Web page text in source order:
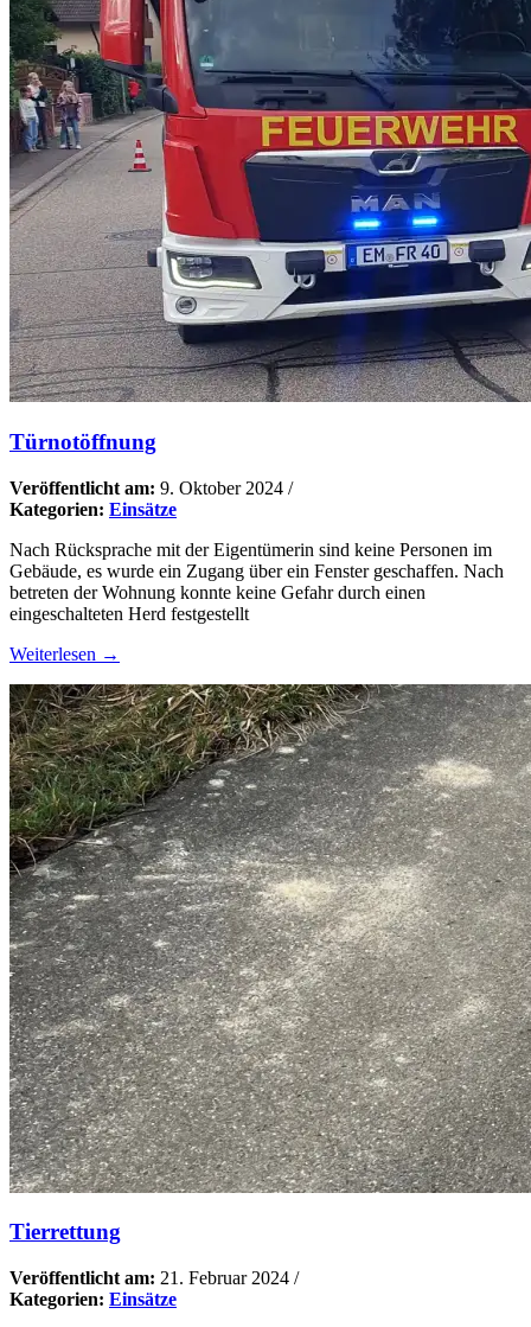
Türnotöffnung
Veröffentlicht am: 9. Oktober 2024 /
Kategorien: Einsätze
Nach Rücksprache mit der Eigentümerin sind keine Personen im
Gebäude, es wurde ein Zugang über ein Fenster geschaffen. Nach
betreten der Wohnung konnte keine Gefahr durch einen
eingeschalteten Herd festgestellt
Weiterlesen →
Tierrettung
Veröffentlicht am: 21. Februar 2024 /
Kategorien: Einsätze